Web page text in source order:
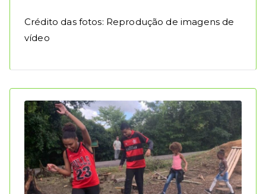
Crédito das fotos: Reprodução de imagens de
vídeo